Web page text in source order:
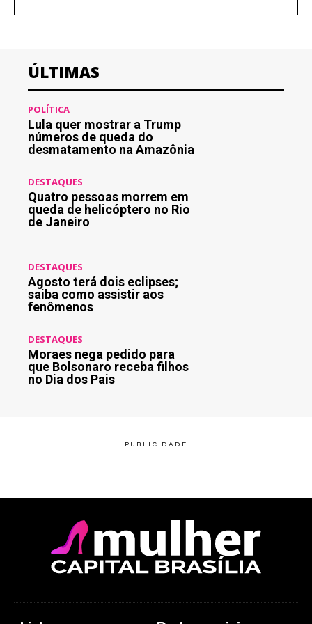
ÚLTIMAS
POLÍTICA
Lula quer mostrar a Trump
números de queda do
desmatamento na Amazônia
DESTAQUES
Quatro pessoas morrem em
queda de helicóptero no Rio
de Janeiro
DESTAQUES
Agosto terá dois eclipses;
saiba como assistir aos
fenômenos
DESTAQUES
Moraes nega pedido para
que Bolsonaro receba filhos
no Dia dos Pais